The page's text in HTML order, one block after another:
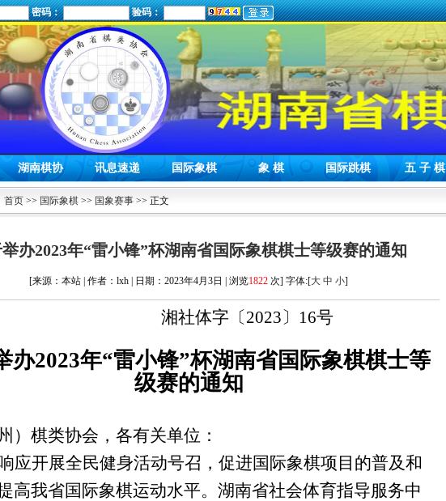
密码： 验码：
湖南棋协 讯息速递 国际象棋 象 棋 国际跳棋 五 子 棋
首页 >> 国际象棋 >> 国象赛事 >> 正文
办2023年“雷小锋”杯湖南省国际象棋棋士等级赛的通知
[来源：本站 | 作者：lxh | 日期：2023年4月3日 | 浏览1822 次] 字体:[大 中 小]
湘社体字 〔2023〕 16号
办2023年“雷小锋”杯湖南省国际象棋棋士等
级赛的通知
）棋类协会，各有关单位：
应开展全民健身活动号召， 促进国际象棋项目的普及和
高我省国际象棋运动水平。 湖南省社会体育指导服务中